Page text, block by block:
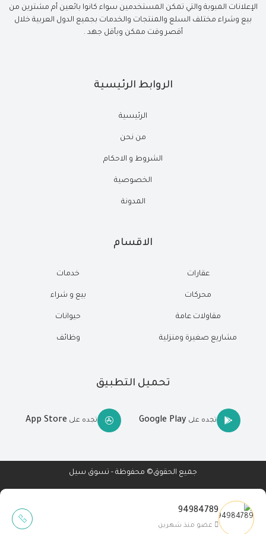
94984789
عضو منذ شهرين
الإعلانات المبوبة والتي تمكن المستخدمين سواء كانوا بائعين أم مشترين من
بيع وشراء مختلف السلع والمنتجات والخدمات بجميع الدول العربية خلال
أقصر وقت ممكن وبأقل جهد .
الروابط الرئيسية
الرئيسية
من نحن
الشروط و الاحكام
الخصوصية
المدونة
الاقسام
عقارات
محركات
مقاولات عامة
مشاريع صغيرة ومنزلية
خدمات
بيع و شراء
حيوانات
وظائف
تحميل التطبيق
تجده على Google Play تجده على App Store
جميع الحقوق© محفوظة - تسوق سيل